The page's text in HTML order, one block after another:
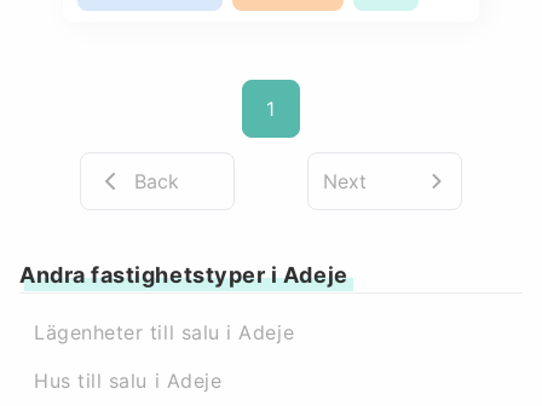
1
Back Next
Andra fastighetstyper i Adeje
Lägenheter till salu i Adeje
Hus till salu i Adeje